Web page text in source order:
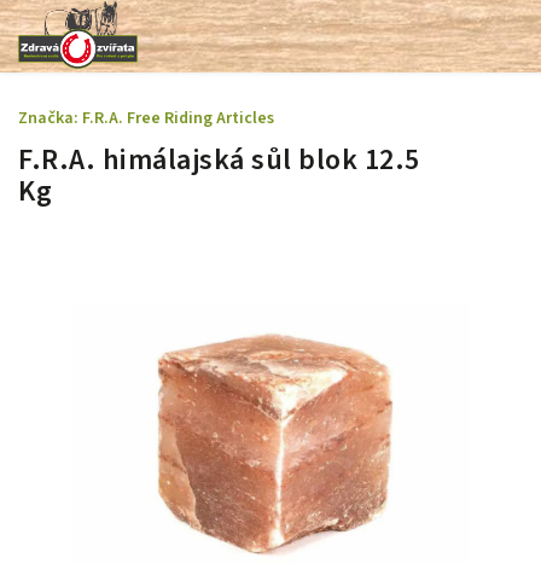
F.R.A. himálajská sůl blok 12.5
Kg
Značka: F.R.A. Free Riding Articles